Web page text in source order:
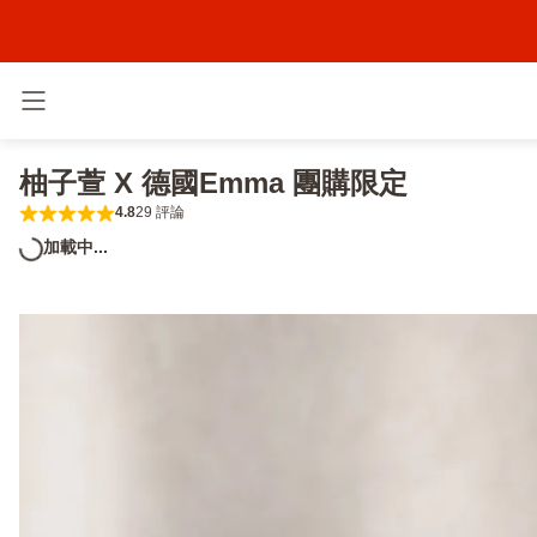
柚子萱 X 德國Emma 團購限定
4.8 out of 5 stars 29 評論
4.829 評論
加載中...